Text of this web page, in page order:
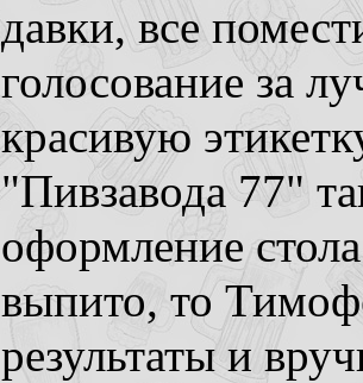
давки, все
голосование за
красивую
"Пивзавода 77"
оформление
выпито, то
результаты и